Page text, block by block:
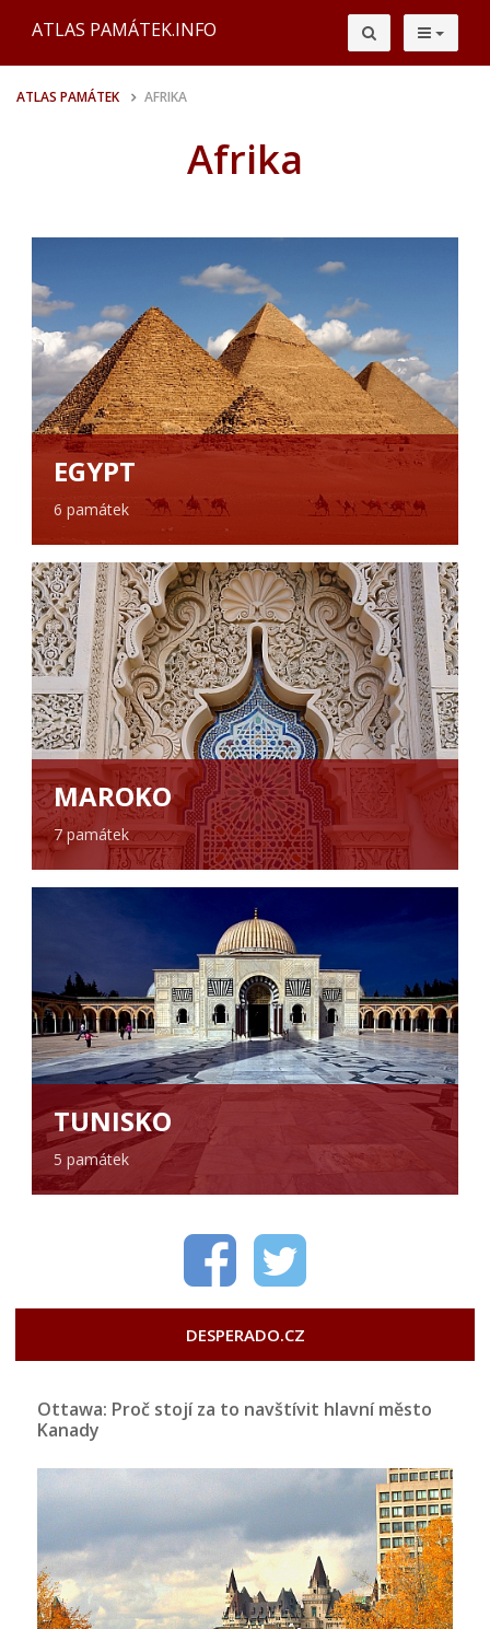
ATLAS PAMÁTEK.INFO
ATLAS PAMÁTEK AFRIKA
Afrika
EGYPT
6 památek
MAROKO
7 památek
TUNISKO
5 památek
DESPERADO.CZ
Ottawa: Proč stojí za to navštívit hlavní město
Kanady